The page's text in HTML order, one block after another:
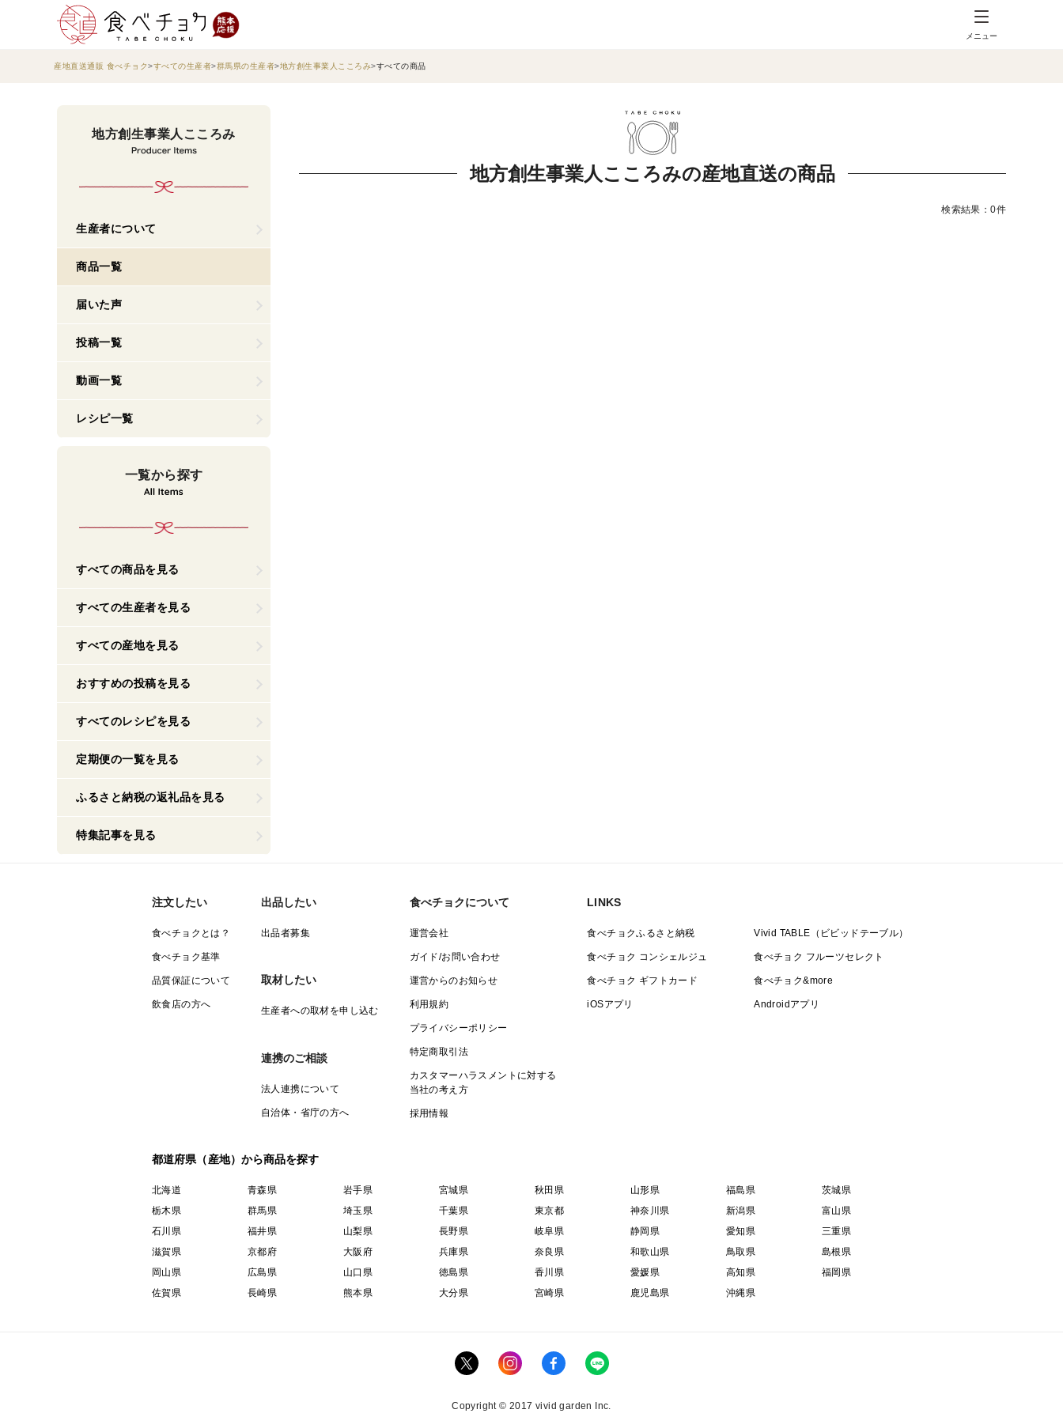
メニュー
産地直送通販 食べチョク すべての生産者 群馬県の生産者 地方創生事業人こころみ すべての商品
地方創生事業人こころみ
生産者について
商品一覧
届いた声
投稿一覧
動画一覧
レシピ一覧
一覧から探す
すべての商品を見る
すべての生産者を見る
すべての産地を見る
おすすめの投稿を見る
すべてのレシピを見る
定期便の一覧を見る
ふるさと納税の返礼品を見る
特集記事を見る
地方創生事業人こころみの産地直送の商品
検索結果：0件
注文したい
食べチョクとは？
食べチョク基準
品質保証について
飲食店の方へ
出品したい
出品者募集
取材したい
生産者への取材を申し込む
連携のご相談
法人連携について
自治体・省庁の方へ
食べチョクについて
運営会社
ガイド/お問い合わせ
運営からのお知らせ
利用規約
プライバシーポリシー
特定商取引法
カスタマーハラスメントに対する
当社の考え方
採用情報
LINKS
食べチョクふるさと納税 Vivid TABLE（ビビッドテーブル）
食べチョク コンシェルジュ 食べチョク フルーツセレクト
食べチョク ギフトカード 食べチョク&more
iOSアプリ Androidアプリ
都道府県（産地）から商品を探す
北海道 青森県 岩手県 宮城県 秋田県 山形県 福島県
茨城県
栃木県
群馬県 埼玉県 千葉県 東京都 神奈川県 新潟県
富山県
石川県
福井県 山梨県 長野県 岐阜県 静岡県 愛知県
三重県
滋賀県
京都府 大阪府 兵庫県 奈良県 和歌山県 鳥取県
島根県
岡山県
広島県 山口県 徳島県 香川県 愛媛県 高知県
福岡県
佐賀県
長崎県 熊本県 大分県 宮崎県 鹿児島県 沖縄県
Copyright © 2017 vivid garden Inc.